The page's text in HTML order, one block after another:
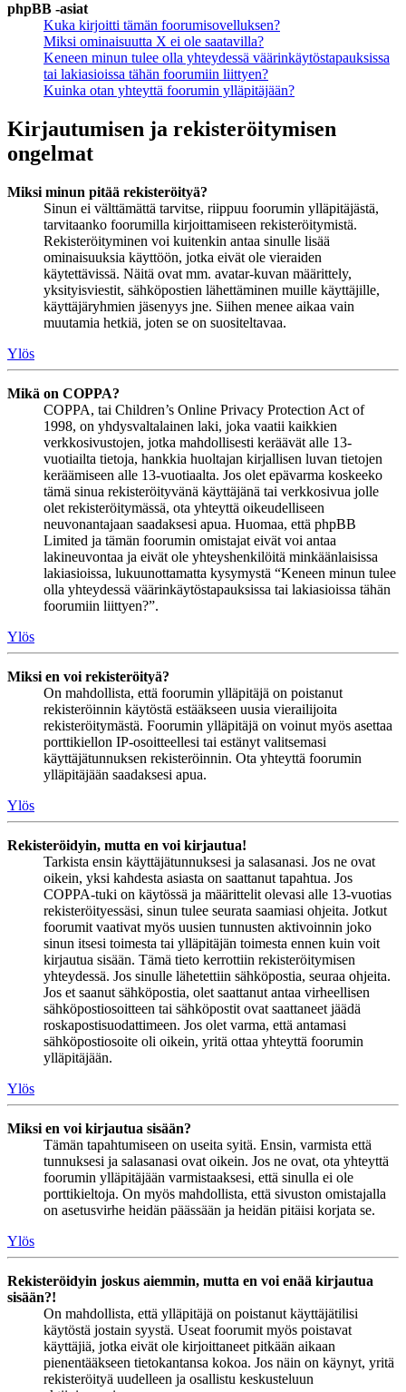
phpBB -asiat
Kuka kirjoitti tämän foorumisovelluksen?
Miksi ominaisuutta X ei ole saatavilla?
Keneen minun tulee olla yhteydessä väärinkäytöstapauksissa
tai lakiasioissa tähän foorumiin liittyen?
Kuinka otan yhteyttä foorumin ylläpitäjään?
Kirjautumisen ja rekisteröitymisen
ongelmat
Miksi minun pitää rekisteröityä?
Sinun ei välttämättä tarvitse, riippuu foorumin ylläpitäjästä,
tarvitaanko foorumilla kirjoittamiseen rekisteröitymistä.
Rekisteröityminen voi kuitenkin antaa sinulle lisää
ominaisuuksia käyttöön, jotka eivät ole vieraiden
käytettävissä. Näitä ovat mm. avatar-kuvan määrittely,
yksityisviestit, sähköpostien lähettäminen muille käyttäjille,
käyttäjäryhmien jäsenyys jne. Siihen menee aikaa vain
muutamia hetkiä, joten se on suositeltavaa.
Ylös
Mikä on COPPA?
COPPA, tai Children’s Online Privacy Protection Act of
1998, on yhdysvaltalainen laki, joka vaatii kaikkien
verkkosivustojen, jotka mahdollisesti keräävät alle 13-
vuotiailta tietoja, hankkia huoltajan kirjallisen luvan tietojen
keräämiseen alle 13-vuotiaalta. Jos olet epävarma koskeeko
tämä sinua rekisteröityvänä käyttäjänä tai verkkosivua jolle
olet rekisteröitymässä, ota yhteyttä oikeudelliseen
neuvonantajaan saadaksesi apua. Huomaa, että phpBB
Limited ja tämän foorumin omistajat eivät voi antaa
lakineuvontaa ja eivät ole yhteyshenkilöitä minkäänlaisissa
lakiasioissa, lukuunottamatta kysymystä “Keneen minun tulee
olla yhteydessä väärinkäytöstapauksissa tai lakiasioissa tähän
foorumiin liittyen?”.
Ylös
Miksi en voi rekisteröityä?
On mahdollista, että foorumin ylläpitäjä on poistanut
rekisteröinnin käytöstä estääkseen uusia vierailijoita
rekisteröitymästä. Foorumin ylläpitäjä on voinut myös asettaa
porttikiellon IP-osoitteellesi tai estänyt valitsemasi
käyttäjätunnuksen rekisteröinnin. Ota yhteyttä foorumin
ylläpitäjään saadaksesi apua.
Ylös
Rekisteröidyin, mutta en voi kirjautua!
Tarkista ensin käyttäjätunnuksesi ja salasanasi. Jos ne ovat
oikein, yksi kahdesta asiasta on saattanut tapahtua. Jos
COPPA-tuki on käytössä ja määrittelit olevasi alle 13-vuotias
rekisteröityessäsi, sinun tulee seurata saamiasi ohjeita. Jotkut
foorumit vaativat myös uusien tunnusten aktivoinnin joko
sinun itsesi toimesta tai ylläpitäjän toimesta ennen kuin voit
kirjautua sisään. Tämä tieto kerrottiin rekisteröitymisen
yhteydessä. Jos sinulle lähetettiin sähköpostia, seuraa ohjeita.
Jos et saanut sähköpostia, olet saattanut antaa virheellisen
sähköpostiosoitteen tai sähköpostit ovat saattaneet jäädä
roskapostisuodattimeen. Jos olet varma, että antamasi
sähköpostiosoite oli oikein, yritä ottaa yhteyttä foorumin
ylläpitäjään.
Ylös
Miksi en voi kirjautua sisään?
Tämän tapahtumiseen on useita syitä. Ensin, varmista että
tunnuksesi ja salasanasi ovat oikein. Jos ne ovat, ota yhteyttä
foorumin ylläpitäjään varmistaaksesi, että sinulla ei ole
porttikieltoja. On myös mahdollista, että sivuston omistajalla
on asetusvirhe heidän päässään ja heidän pitäisi korjata se.
Ylös
Rekisteröidyin joskus aiemmin, mutta en voi enää kirjautua
sisään?!
On mahdollista, että ylläpitäjä on poistanut käyttäjätilisi
käytöstä jostain syystä. Useat foorumit myös poistavat
käyttäjiä, jotka eivät ole kirjoittaneet pitkään aikaan
pienentääkseen tietokantansa kokoa. Jos näin on käynyt, yritä
rekisteröityä uudelleen ja osallistu keskusteluun